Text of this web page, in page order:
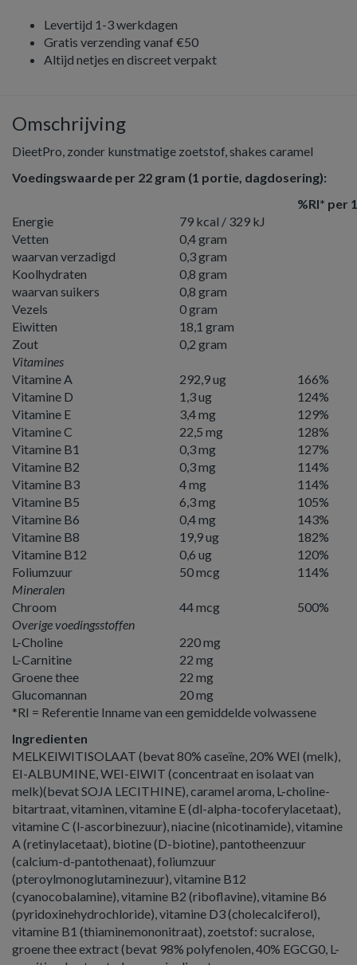
Levertijd 1-3 werkdagen
Gratis verzending vanaf €50
Altijd netjes en discreet verpakt
Omschrijving
DieetPro, zonder kunstmatige zoetstof, shakes caramel
Voedingswaarde per 22 gram (1 portie, dagdosering):
%RI* per
Energie
79 kcal / 329 kJ
Vetten
0,4 gram
waarvan verzadigd
0,3 gram
Koolhydraten
0,8 gram
waarvan suikers
0,8 gram
Vezels
0 gram
Eiwitten
18,1 gram
Zout
0,2 gram
Vitamines
Vitamine A
292,9 ug
166%
Vitamine D
1,3 ug
124%
Vitamine E
3,4 mg
129%
Vitamine C
22,5 mg
128%
Vitamine B1
0,3 mg
127%
Vitamine B2
0,3 mg
114%
Vitamine B3
4 mg
114%
Vitamine B5
6,3 mg
105%
Vitamine B6
0,4 mg
143%
Vitamine B8
19,9 ug
182%
Vitamine B12
0,6 ug
120%
Foliumzuur
50 mcg
114%
Mineralen
Chroom
44 mcg
500%
Overige voedingsstoffen
L-Choline
220 mg
L-Carnitine
22 mg
Groene thee
22 mg
Glucomannan
20 mg
*RI = Referentie Inname van een gemiddelde volwassene
Ingredienten
MELKEIWITISOLAAT (bevat 80% caseïne, 20% WEI (melk),
EI-ALBUMINE, WEI-EIWIT (concentraat en isolaat van
melk)(bevat SOJA LECITHINE), caramel aroma, L-choline-
bitartraat, vitaminen, vitamine E (dl-alpha-tocoferylacetaat),
vitamine C (l-ascorbinezuur), niacine (nicotinamide), vitamine
A (retinylacetaat), biotine (D-biotine), pantotheenzuur
(calcium-d-pantothenaat), foliumzuur
(pteroylmonoglutaminezuur), vitamine B12
(cyanocobalamine), vitamine B2 (riboflavine), vitamine B6
(pyridoxinehydrochloride), vitamine D3 (cholecalciferol),
vitamine B1 (thiaminemononitraat), zoetstof: sucralose,
groene thee extract (bevat 98% polyfenolen, 40% EGCG0, L-